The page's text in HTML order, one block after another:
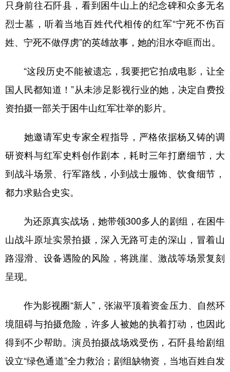
只身前往石阡县，看到困牛山上的纪念碑和众多无名
烈士墓，听着当地百姓代代相传的红军“宁死不伤百
姓、宁死不做俘虏”的英雄故事，她的泪水夺眶而出。
“这段历史不能被遗忘，我要把它拍成电影，让全
国人民都知道！”从未涉足影视行业的她，决定自费投
资拍摄一部关于困牛山红军壮举的影片。
她邀请军史专家全程指导，严格依据杨又铸的调
研资料与红军史料创作剧本，耗时三年打磨细节，大
到战斗场景、行军路线，小到战士服饰、饮食细节，
都力求贴合史实。
为还原真实战场，她带领300多人的剧组，在困牛
山战斗原址实景拍摄，深入无路可走的深山，冒着山
路湿滑、设备遇险的风险，将跳崖、激战等场景复刻
呈现。
作为影视圈“新人”，张淑平顶着资金压力、自然环
境阻碍与拍摄危险，许多人被她的执着打动，也因此
得到不少帮助。演员拍摄战场戏受伤，石阡县给剧组
设立“绿色通道”全力救治；剧组缺物资，当地百姓自发